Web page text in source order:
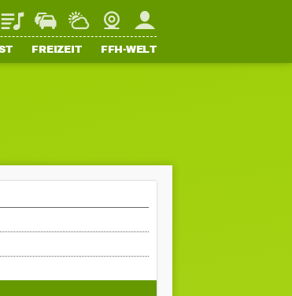
PlaylistStaupilotWetterWebcamMein FFH
FREIZEIT FFH-WELT